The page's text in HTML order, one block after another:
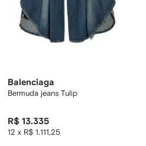
Balenciaga
Bermuda jeans Tulip
R$ 13.335
12 x R$ 1.111,25